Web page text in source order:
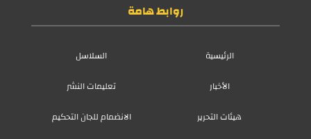
روابط هامة
الرئيسية
السلاسل
الأخبار
تعليمات النشر
هيئات التحرير
الانضمام للجان التحكيم